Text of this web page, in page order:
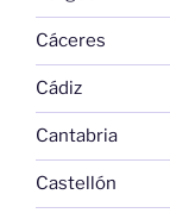
Cáceres
Cádiz
Cantabria
Castellón